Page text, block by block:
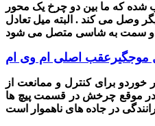
شده که ما بین دو چرخ یک محور
وصل می کند . البته میل تعادل
برای کنترل و ممانعت از
موقع چرخش در قسمت پیچ ها